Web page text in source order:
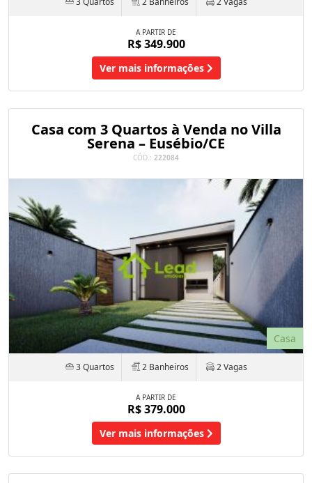
A PARTIR DE
R$ 349.900
Ver mais informações
Casa com 3 Quartos à Venda no Villa
Serena – Eusébio/CE
CÓD.: 222084
Casa
3 Quartos 2 Banheiros 2 Vagas
A PARTIR DE
R$ 379.000
Ver mais informações